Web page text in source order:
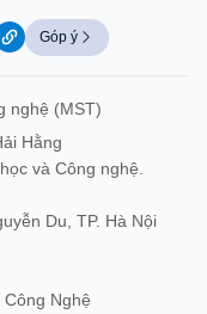
Góp ý
nghệ (MST)
Hằng
và Công nghệ.
Du, TP. Hà Nội
Nghệ